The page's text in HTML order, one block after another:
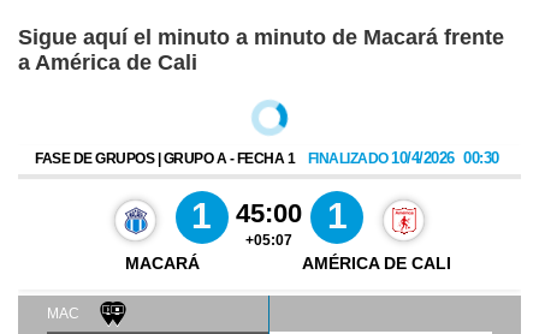
Sigue aquí el minuto a minuto de Macará frente
a América de Cali